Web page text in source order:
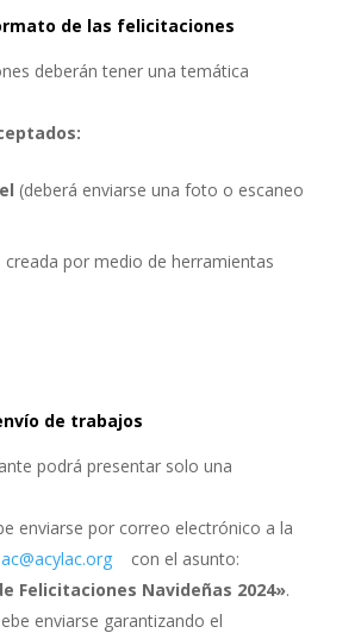
de las felicitaciones
deberán tener una temática
(deberá enviarse una foto o escaneo
creada por medio de herramientas
de trabajos
podrá presentar solo una
enviarse por correo electrónico a la
con el asunto:
Felicitaciones Navideñas 2024».
enviarse garantizando el